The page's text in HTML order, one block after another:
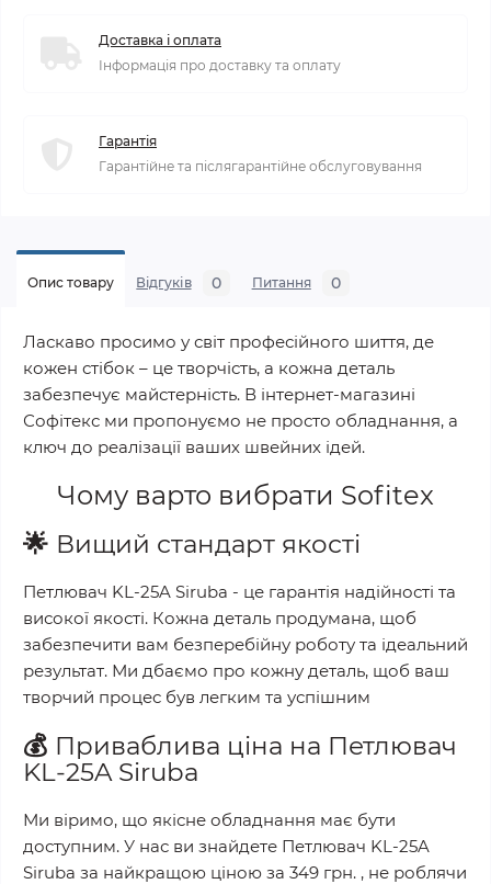
Доставка і оплата
Інформація про доставку та оплату
Гарантія
Гарантійне та післягарантійне обслуговування
Опис товару Відгуків 0 Питання 0
Ласкаво просимо у світ професійного шиття, де
кожен стібок – це творчість, а кожна деталь
забезпечує майстерність. В інтернет-магазині
Софітекс ми пропонуємо не просто обладнання, а
ключ до реалізації ваших швейних ідей.
Чому варто вибрати Sofitex
🌟 Вищий стандарт якості
Петлювач KL-25A Siruba - це гарантія надійності та
високої якості. Кожна деталь продумана, щоб
забезпечити вам безперебійну роботу та ідеальний
результат. Ми дбаємо про кожну деталь, щоб ваш
творчий процес був легким та успішним
💰 Приваблива ціна на Петлювач
KL-25A Siruba
Ми віримо, що якісне обладнання має бути
доступним. У нас ви знайдете Петлювач KL-25A
Siruba за найкращою ціною за 349 грн. , не роблячи